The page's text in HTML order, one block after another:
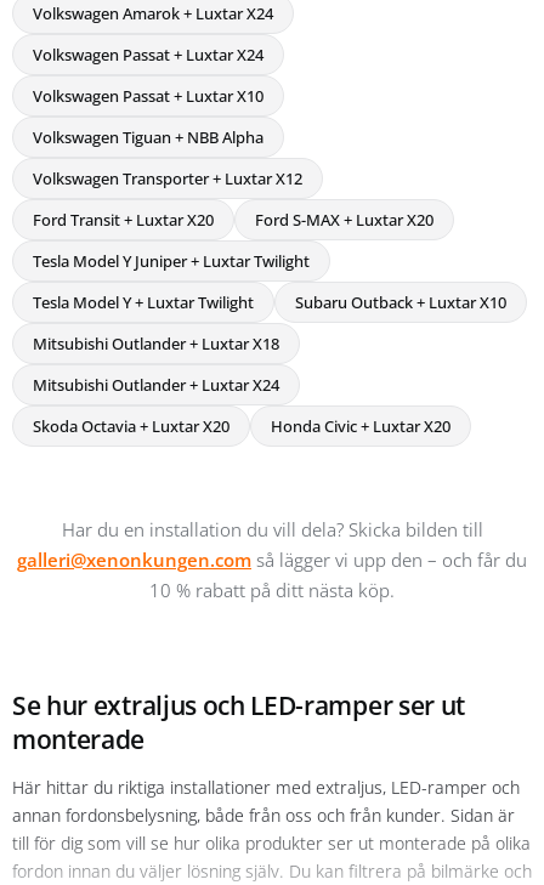
Volkswagen Amarok + Luxtar X24
Volkswagen Passat + Luxtar X24
Volkswagen Passat + Luxtar X10
Volkswagen Tiguan + NBB Alpha
Volkswagen Transporter + Luxtar X12
Ford Transit + Luxtar X20
Ford S-MAX + Luxtar X20
Tesla Model Y Juniper + Luxtar Twilight
Tesla Model Y + Luxtar Twilight
Subaru Outback + Luxtar X10
Mitsubishi Outlander + Luxtar X18
Mitsubishi Outlander + Luxtar X24
Skoda Octavia + Luxtar X20
Honda Civic + Luxtar X20
Har du en installation du vill dela? Skicka bilden till
galleri@xenonkungen.com så lägger vi upp den – och får du
10 % rabatt på ditt nästa köp.
Se hur extraljus och LED-ramper ser ut
monterade
Här hittar du riktiga installationer med extraljus, LED-ramper och
annan fordonsbelysning, både från oss och från kunder. Sidan är
till för dig som vill se hur olika produkter ser ut monterade på olika
fordon innan du väljer lösning själv. Du kan filtrera på bilmärke och